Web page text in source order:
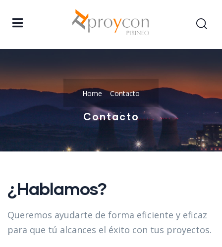
Home Contacto
Contacto
¿Hablamos?
Queremos ayudarte de forma eficiente y eficaz
para que tú alcances el éxito con tus proyectos.